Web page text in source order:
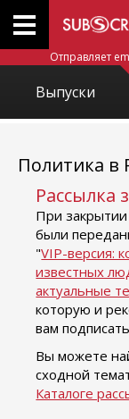
Отправляет
Выпуски
Политика в
Рассылка
При
были
"VIP-версия:
известных
актуальные
которую и
вам
Вы можете
сходной
Каталоге